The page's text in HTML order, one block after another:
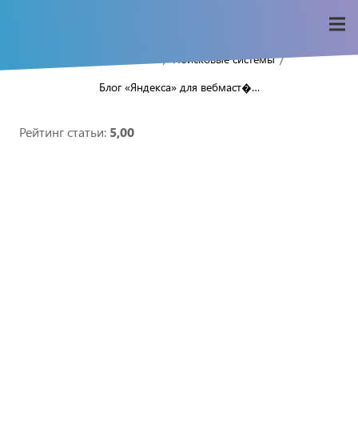
Поисковые системы /
Блог «Яндекса» для вебмаст�…
Рейтинг статьи: 5,00